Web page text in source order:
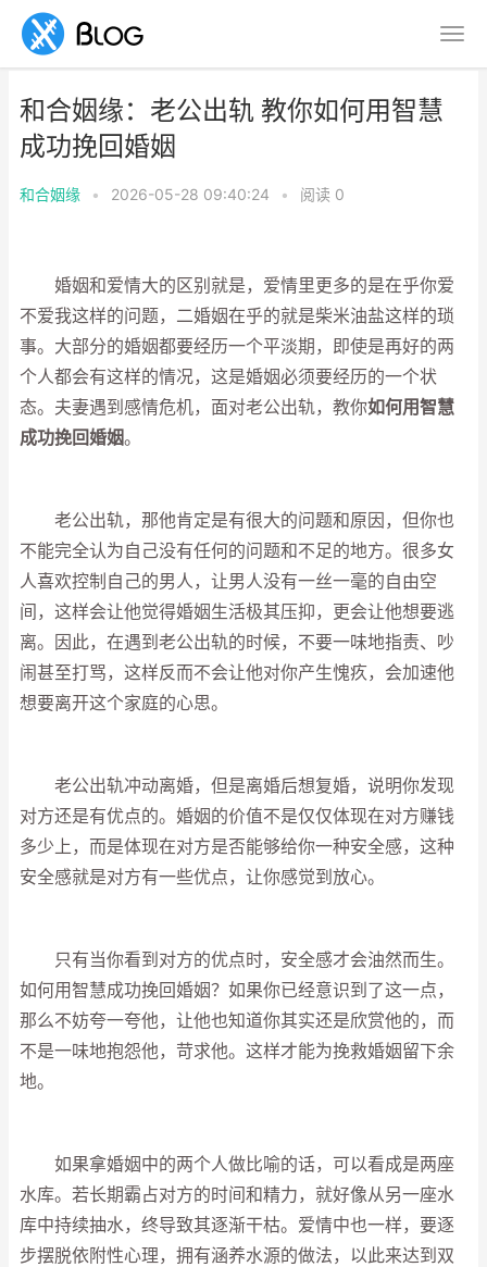
和合姻缘：老公出轨 教你如何用智慧
成功挽回婚姻
和合姻缘 • 2026-05-28 09:40:24 • 阅读 0
婚姻和爱情大的区别就是，爱情里更多的是在乎你爱
不爱我这样的问题，二婚姻在乎的就是柴米油盐这样的琐
事。大部分的婚姻都要经历一个平淡期，即使是再好的两
个人都会有这样的情况，这是婚姻必须要经历的一个状
态。夫妻遇到感情危机，面对老公出轨，教你如何用智慧
成功挽回婚姻。
老公出轨，那他肯定是有很大的问题和原因，但你也
不能完全认为自己没有任何的问题和不足的地方。很多女
人喜欢控制自己的男人，让男人没有一丝一毫的自由空
间，这样会让他觉得婚姻生活极其压抑，更会让他想要逃
离。因此，在遇到老公出轨的时候，不要一味地指责、吵
闹甚至打骂，这样反而不会让他对你产生愧疚，会加速他
想要离开这个家庭的心思。
老公出轨冲动离婚，但是离婚后想复婚，说明你发现
对方还是有优点的。婚姻的价值不是仅仅体现在对方赚钱
多少上，而是体现在对方是否能够给你一种安全感，这种
安全感就是对方有一些优点，让你感觉到放心。
只有当你看到对方的优点时，安全感才会油然而生。
如何用智慧成功挽回婚姻？如果你已经意识到了这一点，
那么不妨夸一夸他，让他也知道你其实还是欣赏他的，而
不是一味地抱怨他，苛求他。这样才能为挽救婚姻留下余
地。
如果拿婚姻中的两个人做比喻的话，可以看成是两座
水库。若长期霸占对方的时间和精力，就好像从另一座水
库中持续抽水，终导致其逐渐干枯。爱情中也一样，要逐
步摆脱依附性心理，拥有涵养水源的做法，以此来达到双